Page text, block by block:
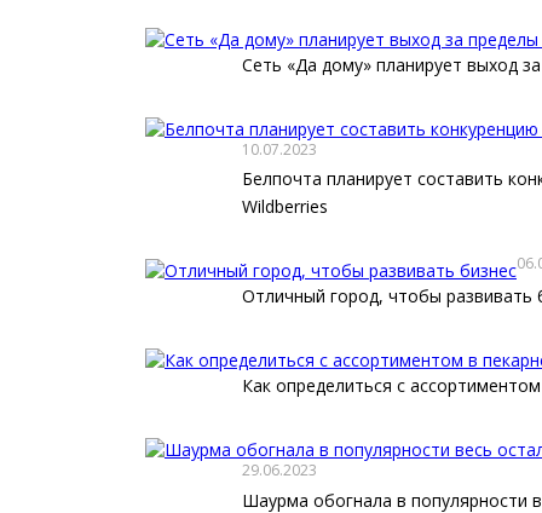
Сеть «Да дому» планирует выход
10.07.2023
Белпочта планирует составить
Wildberries
Отличный город, чтобы развивать
Как определиться с
29.06.2023
Шаурма обогнала в популярности